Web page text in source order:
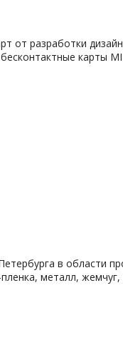
от разработки
карты
в области
металл,